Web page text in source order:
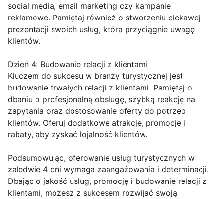
social media, email marketing czy kampanie
reklamowe. Pamiętaj również o stworzeniu ciekawej
prezentacji swoich usług, która przyciągnie uwagę
klientów.
Dzień 4: Budowanie relacji z klientami
Kluczem do sukcesu w branży turystycznej jest
budowanie trwałych relacji z klientami. Pamiętaj o
dbaniu o profesjonalną obsługę, szybką reakcję na
zapytania oraz dostosowanie oferty do potrzeb
klientów. Oferuj dodatkowe atrakcje, promocje i
rabaty, aby zyskać lojalność klientów.
Podsumowując, oferowanie usług turystycznych w
zaledwie 4 dni wymaga zaangażowania i determinacji.
Dbając o jakość usług, promocję i budowanie relacji z
klientami, możesz z sukcesem rozwijać swoją